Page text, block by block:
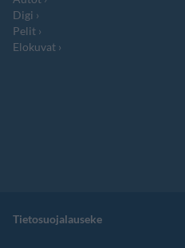
Digi
Pelit
Elokuvat
Tietosuojalauseke